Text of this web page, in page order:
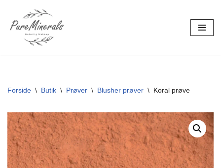
Spring
Forside \ Butik \ Prøver \ Blusher prøver \ Koral prøve